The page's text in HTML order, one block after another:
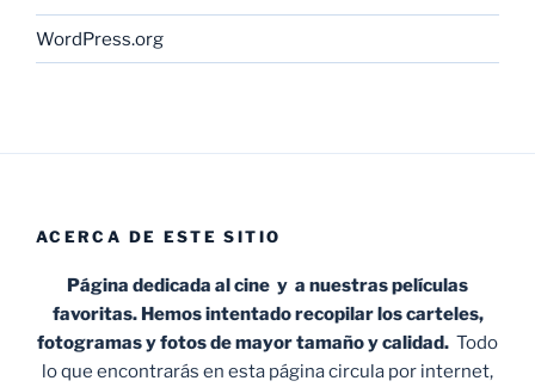
WordPress.org
ACERCA DE ESTE SITIO
Página dedicada al cine y a nuestras películas
favoritas. Hemos intentado recopilar los carteles,
fotogramas y fotos de mayor tamaño y calidad. Todo
lo que encontrarás en esta página circula por internet,